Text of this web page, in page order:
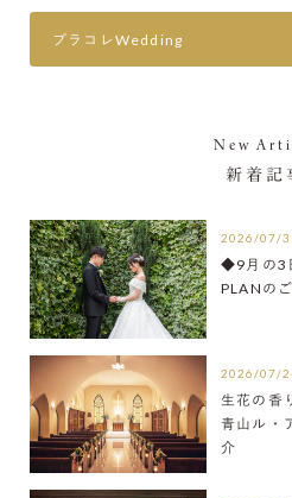
プラコレWedding
New
新着記
2026/07/
◆9月の3
PLANの
2026/07/
生花の香
青山ル・
介